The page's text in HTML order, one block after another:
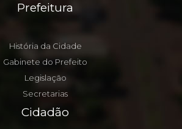
Prefeitura
História da Cidade
Gabinete do Prefeito
Legislação
Secretarias
Cidadão